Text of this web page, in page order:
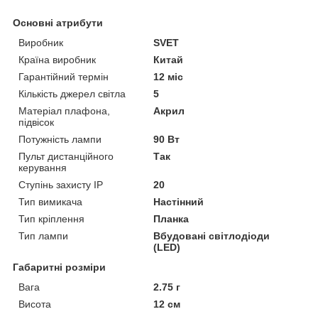
Основні атрибути
Виробник
SVET
Країна виробник
Китай
Гарантійний термін
12 міс
Кількість джерел світла
5
Матеріал плафона,
підвісок
Акрил
Потужність лампи
90 Вт
Пульт дистанційного
керування
Так
Ступінь захисту IP
20
Тип вимикача
Настінний
Тип кріплення
Планка
Тип лампи
Вбудовані світлодіоди
(LED)
Габаритні розміри
Вага
2.75 г
Висота
12 см